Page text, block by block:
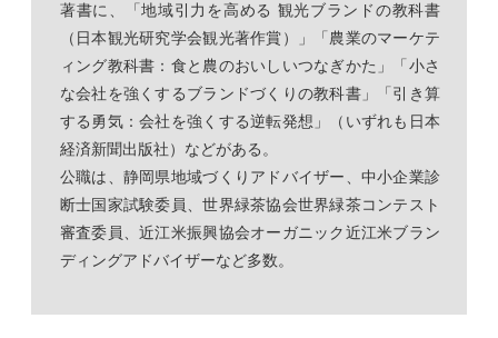
著書に、「地域引力を高める 観光ブランドの教科書
（日本観光研究学会観光著作賞）」「農業のマーケテ
ィング教科書：食と農のおいしいつなぎかた」「小さ
な会社を強くするブランドづくりの教科書」「引き算
する勇気：会社を強くする逆転発想」（いずれも日本
経済新聞出版社）などがある。
公職は、静岡県地域づくりアドバイザー、中小企業診
断士国家試験委員、世界緑茶協会世界緑茶コンテスト
審査委員、近江米振興協会オーガニック近江米ブラン
ディングアドバイザーなど多数。